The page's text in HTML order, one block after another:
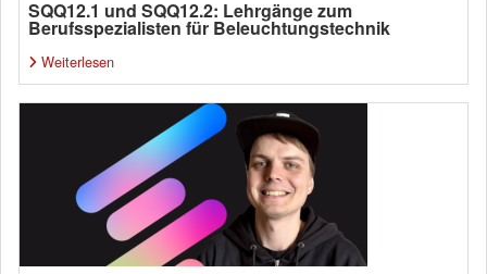
SQQ12.1 und SQQ12.2: Lehrgänge zum
Berufsspezialisten für Beleuchtungstechnik
Weiterlesen